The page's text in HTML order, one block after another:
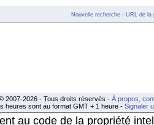
Nouvelle recherche- URL de la
2007-2026 - Tous droits réservés - À propos,
heures sont au format GMT + 1 heure - Signaler
au code de la propriété